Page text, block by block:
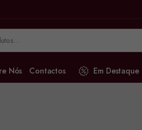
Nós Contactos Em Destaque